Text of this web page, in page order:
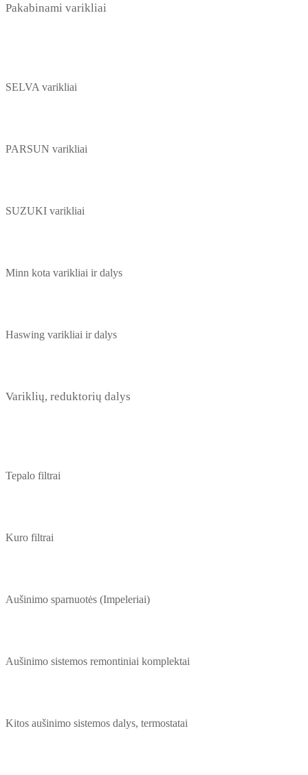
Pakabinami varikliai
SELVA varikliai
PARSUN varikliai
SUZUKI varikliai
Minn kota varikliai ir dalys
Haswing varikliai ir dalys
Variklių, reduktorių dalys
Tepalo filtrai
Kuro filtrai
Aušinimo sparnuotės (Impeleriai)
Aušinimo sistemos remontiniai komplektai
Kitos aušinimo sistemos dalys, termostatai